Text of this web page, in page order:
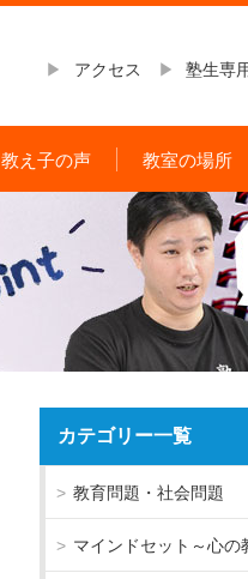
アクセス 塾生専
教え子の声 教室の場所
カテゴリー一覧
教育問題・社会問題
マインドセット～心の